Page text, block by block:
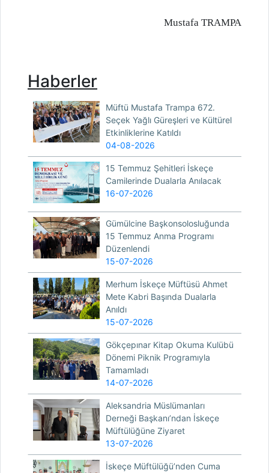
Mustafa TRAMPA
Haberler
Müftü Mustafa Trampa 672.
Seçek Yağlı Güreşleri ve Kültürel
Etkinliklerine Katıldı
04-08-2026
15 Temmuz Şehitleri İskeçe
Camilerinde Dualarla Anılacak
16-07-2026
Gümülcine Başkonsolosluğunda
15 Temmuz Anma Programı
Düzenlendi
15-07-2026
Merhum İskeçe Müftüsü Ahmet
Mete Kabri Başında Dualarla
Anıldı
15-07-2026
Gökçepınar Kitap Okuma Kulübü
Dönemi Piknik Programıyla
Tamamladı
14-07-2026
Aleksandria Müslümanları
Derneği Başkanı’ndan İskeçe
Müftülüğüne Ziyaret
13-07-2026
İskeçe Müftülüğü’nden Cuma